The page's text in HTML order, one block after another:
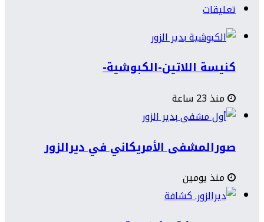
تعليقات
كنيسة اللاتين-الكبوشية-
منذ 23 ساعة
صورالمشفى الأمريكاني في ديرالزور
منذ يومين